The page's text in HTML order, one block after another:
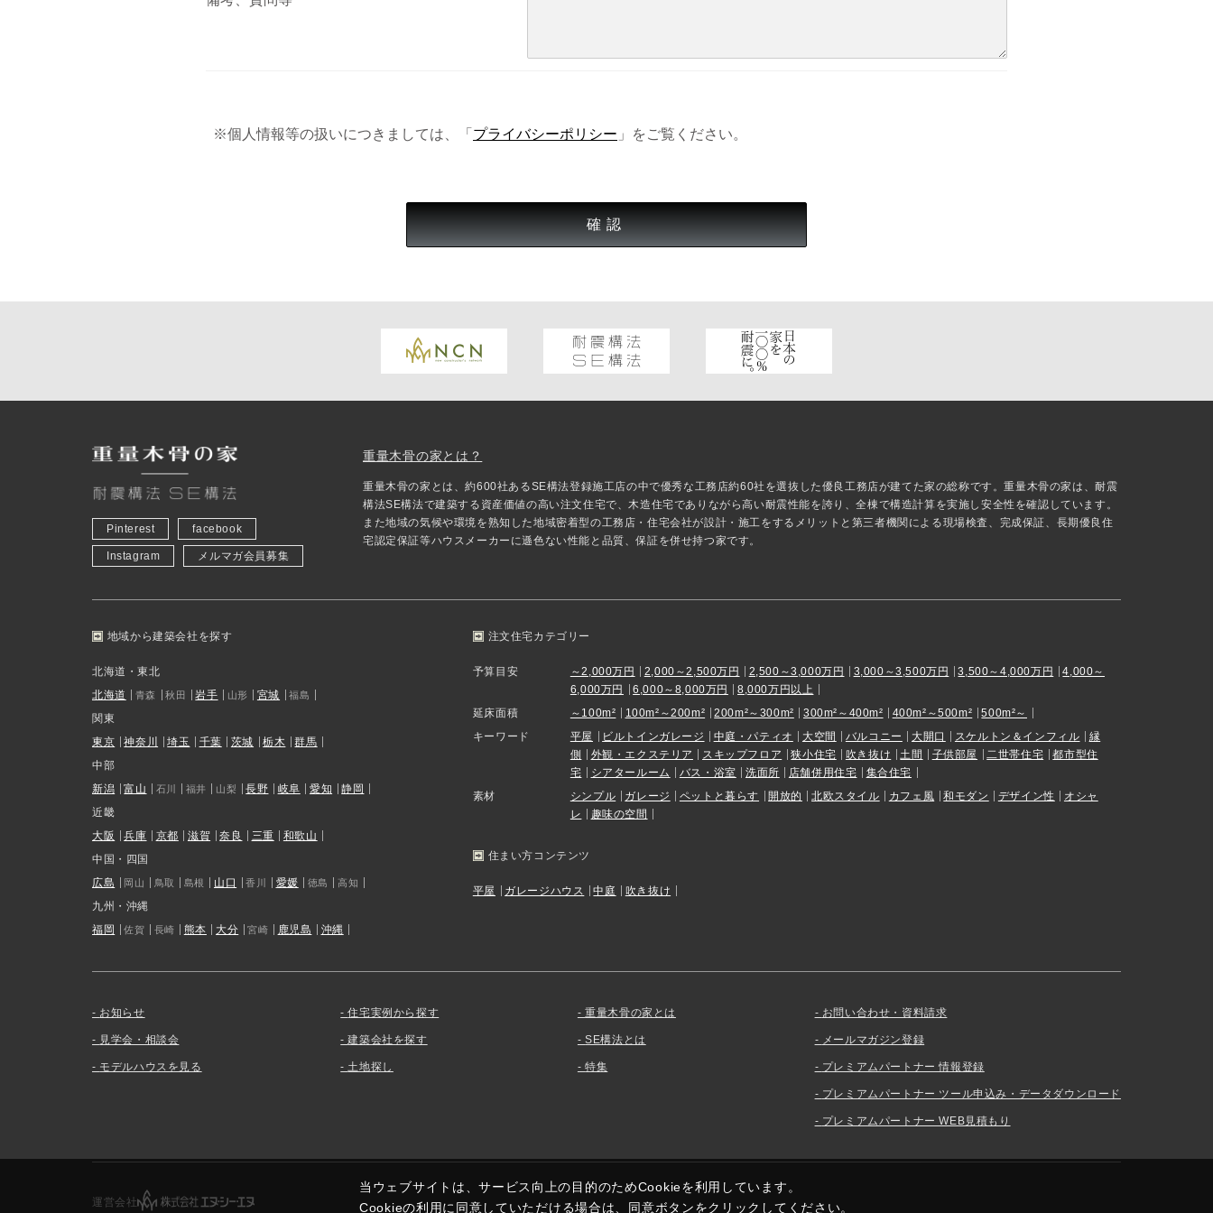
当ウェブサイトは、サービス向上の目的のためCookieを利用しています。
Cookieの利用に同意していただける場合は、同意ボタンをクリックしてください。
※個人情報等の扱いにつきましては、「 プライバシーポリシー 」をご覧ください。
Pinterest facebook
Instagram メルマガ会員募集
重量木骨の家とは？
重量木骨の家とは、約600社あるSE構法登録施工店の中で優秀な工務店約60社を選抜した優良工務店が建てた家の総称です。重量木骨の家は、耐震
構法SE構法で建築する資産価値の高い注文住宅で、木造住宅でありながら高い耐震性能を誇り、全棟で構造計算を実施し安全性を確認しています。
また地域の気候や環境を熟知した地域密着型の工務店・住宅会社が設計・施工をするメリットと第三者機関による現場検査、完成保証、長期優良住
宅認定保証等ハウスメーカーに遜色ない性能と品質、保証を併せ持つ家です。
地域から建築会社を探す
北海道・東北
北海道
青森 秋田 岩手 山形 宮城 福島
関東
東京
神奈川 埼玉 千葉 茨城 栃木
群馬
中部
新潟
富山 石川 福井 山梨 長野 岐阜 愛知
静岡
近畿
大阪
兵庫 京都 滋賀 奈良 三重
和歌山
中国・四国
広島
岡山 鳥取 島根 山口 香川 愛媛 徳島 高知
九州・沖縄
福岡
佐賀 長崎 熊本 大分 宮崎 鹿児島 沖縄
注文住宅カテゴリー
予算目安 ～2,000万円 2,000～2,500万円 2,500～3,000万円 3,000～3,500万円 3,500～4,000万円
4,000～
6,000万円
6,000～8,000万円
8,000万円以上
延床面積
～100m² 100m²～200m² 200m²～300m² 300m²～400m² 400m²～500m²
500m²～
キーワード
平屋 ビルトインガレージ 中庭・パティオ 大空間 バルコニー 大開口 スケルトン＆インフィル
縁
側
外観・エクステリア スキップフロア 狭小住宅 吹き抜け 土間 子供部屋 二世帯住宅
都市型住
宅
シアタールーム バス・浴室 洗面所 店舗併用住宅
集合住宅
素材
シンプル ガレージ ペットと暮らす 開放的 北欧スタイル カフェ風 和モダン デザイン性
オシャ
レ
趣味の空間
住まい方コンテンツ
平屋 ガレージハウス 中庭 吹き抜け
お知らせ
見学会・相談会
モデルハウスを見る
住宅実例から探す
建築会社を探す
土地探し
重量木骨の家とは
SE構法とは
特集
お問い合わせ・資料請求
メールマガジン登録
プレミアムパートナー 情報登録
プレミアムパートナー ツール申込み・データダウンロード
プレミアムパートナー WEB見積もり
運営会社